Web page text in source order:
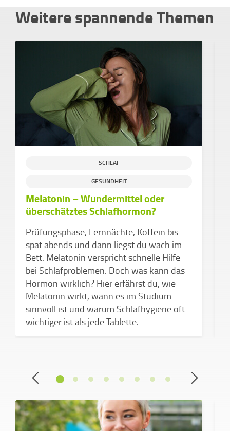
Weitere spannende Themen
SCHLAF
GESUNDHEIT
Melatonin – Wundermittel oder
überschätztes Schlafhormon?
Prüfungsphase, Lernnächte, Koffein bis
spät abends und dann liegst du wach im
Bett. Melatonin verspricht schnelle Hilfe
bei Schlafproblemen. Doch was kann das
Hormon wirklich? Hier erfährst du, wie
Melatonin wirkt, wann es im Studium
sinnvoll ist und warum Schlafhygiene oft
wichtiger ist als jede Tablette.